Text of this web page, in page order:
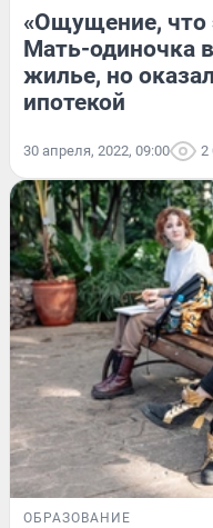
«Ощущение, что
Мать-одиночка
жилье, но
ипотекой
30 апреля, 2022, 09:00 2
ОБРАЗОВАНИЕ